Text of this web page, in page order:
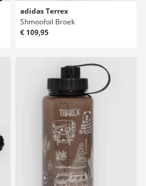
adidas Terrex
Shmoofoil Broek
€ 109,95